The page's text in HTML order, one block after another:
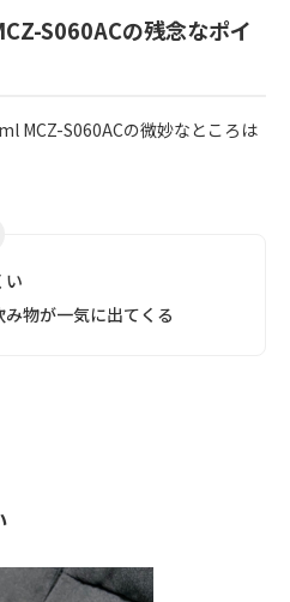
S060ACの残念なポイ
MCZ-S060ACの微妙なところは
い
物が一気に出てくる